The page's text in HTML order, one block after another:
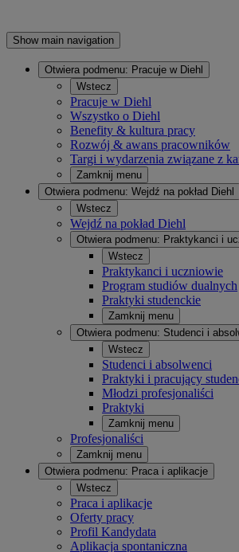
Show main navigation
Otwiera podmenu: Pracuje w Diehl
Wstecz
Pracuje w Diehl
Wszystko o Diehl
Benefity & kultura pracy
Rozwój & awans pracowników
Targi i wydarzenia związane z
Zamknij menu
Otwiera podmenu: Wejdź na pokład Diehl
Wstecz
Wejdź na pokład Diehl
Otwiera podmenu: Praktykanci i
Wstecz
Praktykanci i uczniowie
Program studiów dualnych
Praktyki studenckie
Zamknij menu
Otwiera podmenu: Studenci i
Wstecz
Studenci i absolwenci
Praktyki i pracujący
Młodzi profesjonaliści
Praktyki
Zamknij menu
Profesjonaliści
Zamknij menu
Otwiera podmenu: Praca i aplikacje
Wstecz
Praca i aplikacje
Oferty pracy
Profil Kandydata
Aplikacja spontaniczna